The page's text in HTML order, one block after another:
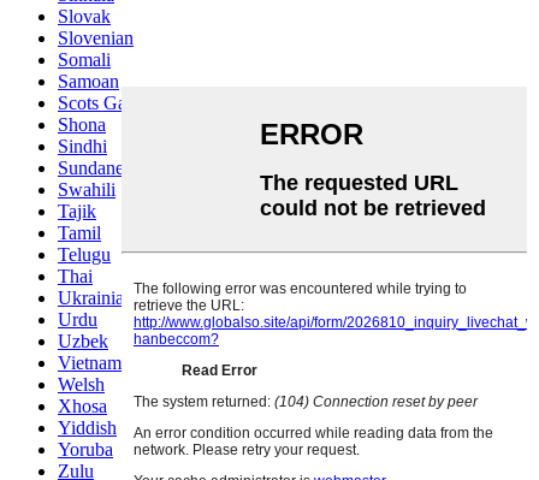
Slovak
Slovenian
Somali
Samoan
Scots Gaelic
Shona
Sindhi
Sundanese
Swahili
Tajik
Tamil
Telugu
Thai
Ukrainian
Urdu
Uzbek
Vietnamese
Welsh
Xhosa
Yiddish
Yoruba
Zulu